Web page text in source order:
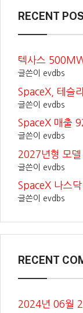
RECENT
텍사스
글쓴이 evdbs
SpaceX, 테슬
글쓴이 evdbs
SpaceX 매출
글쓴이 evdbs
2027년형 모델
글쓴이 evdbs
SpaceX 나스
글쓴이 evdbs
RECENT
2024년 06월